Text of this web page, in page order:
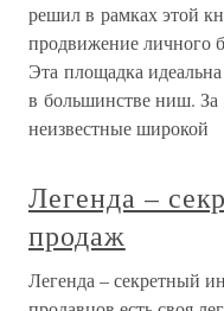
решил в рамках этой
продвижение личного
Эта площадка
в большинстве ниш. За
неизвестные широкой
Легенда –
продаж
Легенда – секретный